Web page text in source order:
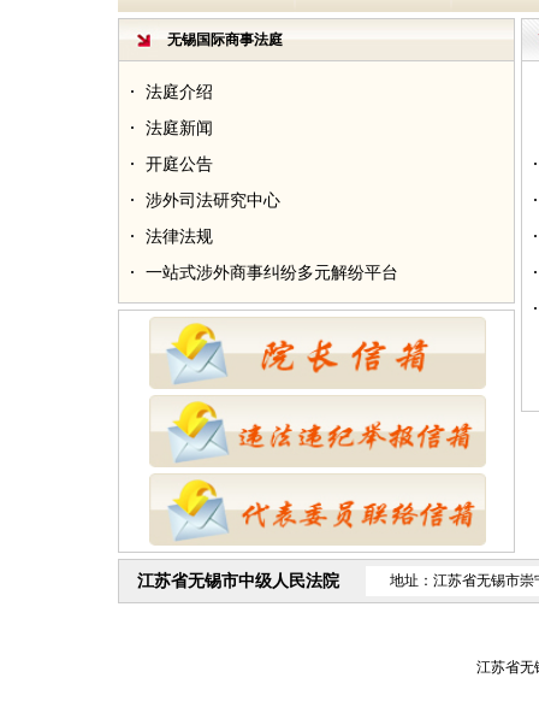
无锡国际商事法庭
法庭介绍
法庭新闻
开庭公告
涉外司法研究中心
法律法规
一站式涉外商事纠纷多元解纷平台
江苏省无锡市中级人民法院 地址：江苏省无锡市崇
江苏省无